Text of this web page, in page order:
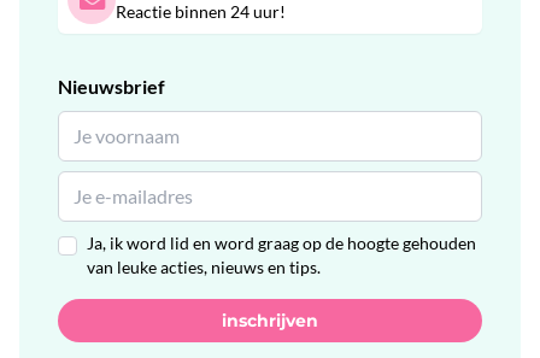
Reactie binnen 24 uur!
Nieuwsbrief
Ja, ik word lid en word graag op de hoogte gehouden
van leuke acties, nieuws en tips.